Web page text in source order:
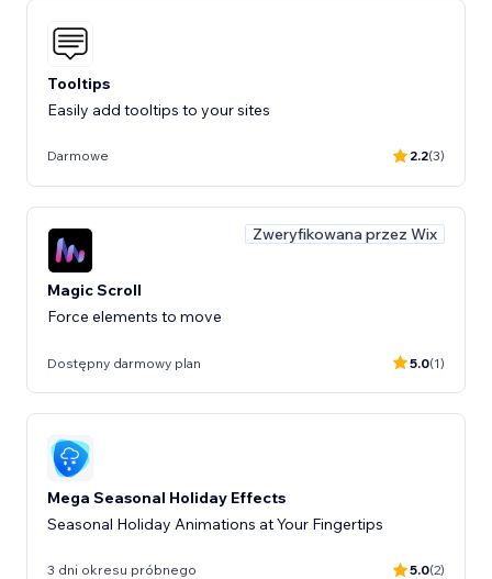
Tooltips
Easily add tooltips to your sites
Darmowe 2.2(3)
Zweryfikowana przez Wix
Magic Scroll
Force elements to move
Dostępny darmowy plan 5.0(1)
Mega Seasonal Holiday Effects
Seasonal Holiday Animations at Your Fingertips
3 dni okresu próbnego 5.0(2)